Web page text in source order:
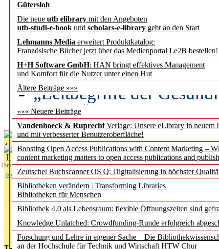
Gütersloh
Die neue utb elibrary mit den Angeboten
utb-studi-e-book und scholars-e-library geht an den Start
Lehmanns Media erweitert Produktkatalog:
Französische Bücher jetzt über das Medienportal Le2B bestellen!
H+H Software GmbH: HAN bringt effektives Management
und Komfort für die Nutzer unter einen Hut
Ältere Beiträge »»»
««« Neuere Beiträge
Vandenhoeck & Ruprecht Verlage: Unsere eLibrary in neuem
und mit verbesserter Benutzeroberfläche!
Boosting Open Access Publications with Content Marketing –
content marketing matters to open access publications and
Zeutschel Buchscanner OS Q: Digitalisierung in höchster
Bibliotheken verändern | Transforming Libraries
Bibliotheken für Menschen
Bibliothek 4.0 als Lebensraum: flexible Öffnungszeiten sind
Knowledge Unlatched: Crowdfunding-Runde erfolgreich
Forschung und Lehre in eigener Sache – Die
an der Hochschule für Technik und Wirtschaft HTW Chur
Geschichte und
Künstliche Intelligenz
besser zu verstehen
„Leitbegriffe der
des BIÖG erscheinen
Aktuelles aus
L
ibrary
Essentials